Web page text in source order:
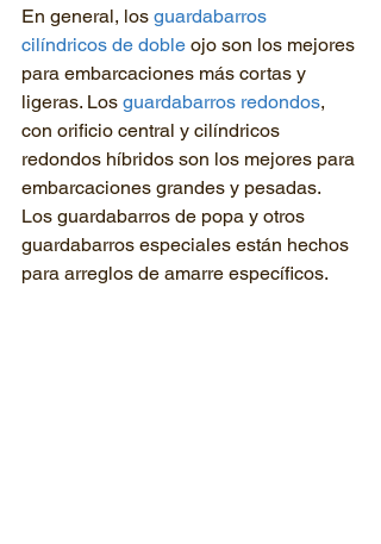
En general, los guardabarros
cilíndricos de doble ojo son los mejores
para embarcaciones más cortas y
ligeras. Los guardabarros redondos,
con orificio central y cilíndricos
redondos híbridos son los mejores para
embarcaciones grandes y pesadas.
Los guardabarros de popa y otros
guardabarros especiales están hechos
para arreglos de amarre específicos.